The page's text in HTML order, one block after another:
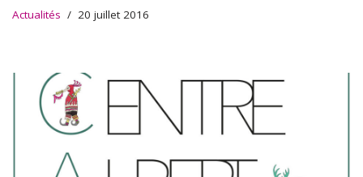
Actualités 20 juillet 2016